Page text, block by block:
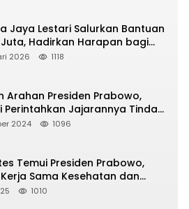
Jaya Lestari Salurkan Bantuan
Juta, Hadirkan Harapan bagi
Bencana di Sumatera
2026 1118
Arahan Presiden Prabowo,
Perintahkan Jajarannya Tindak
Judi Online
2024 1096
Temui Presiden Prabowo,
Sama Kesehatan dan
Makan Bergizi Gratis
1010